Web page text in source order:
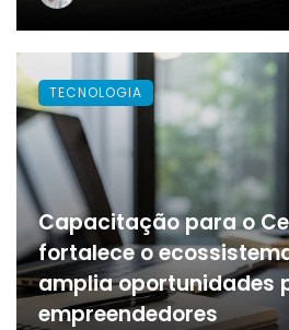
Capacitação para o
fortalece o
amplia oportunidades
empreendedores
TECNOLOGIA